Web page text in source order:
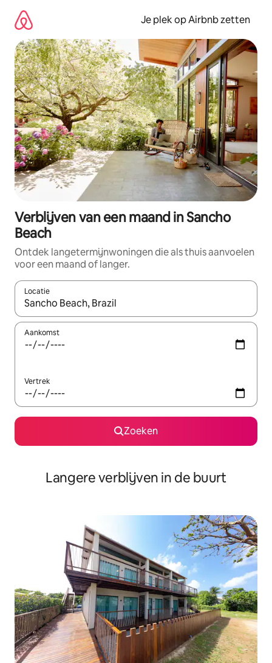
direct
naar
inhoud
Je plek op Airbnb zetten
Verblijven van een maand in Sancho
Beach
Ontdek langetermijnwoningen die als thuis aanvoelen
voor een maand of langer.
Locatie
Wanneer er resultaten beschikbaar zijn, maak je een keuze
Aankomst
Vertrek
Zoeken
Langere verblijven in de buurt